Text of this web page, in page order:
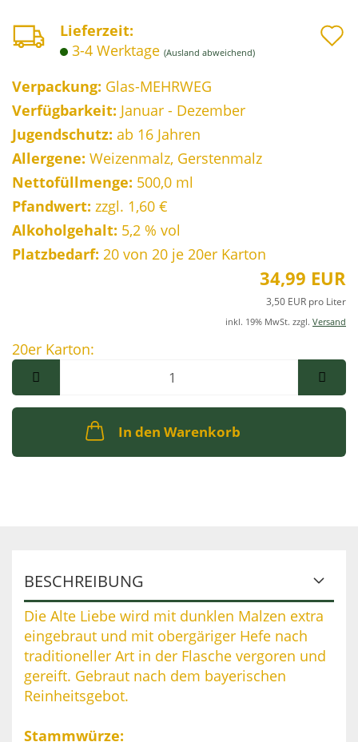
Lieferzeit:
3-4 Werktage (Ausland abweichend)
Verpackung: Glas-MEHRWEG
Verfügbarkeit: Januar - Dezember
Jugendschutz: ab 16 Jahren
Allergene: Weizenmalz, Gerstenmalz
Nettofüllmenge: 500,0 ml
Pfandwert: zzgl. 1,60 €
Alkoholgehalt: 5,2 % vol
Platzbedarf: 20 von 20 je 20er Karton
34,99 EUR
3,50 EUR pro Liter
inkl. 19% MwSt. zzgl. Versand
20er Karton:
20er
Karton
In den Warenkorb
BESCHREIBUNG
Die Alte Liebe wird mit dunklen Malzen extra
eingebraut und mit obergäriger Hefe nach
traditioneller Art in der Flasche vergoren und
gereift. Gebraut nach dem bayerischen
Reinheitsgebot.
Stammwürze: